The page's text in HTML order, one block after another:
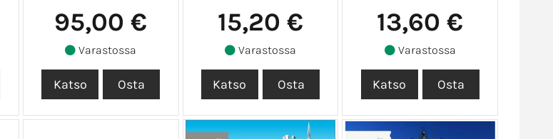
95,00 €
Varastossa
15,20 €
Varastossa
13,60 €
Varastossa